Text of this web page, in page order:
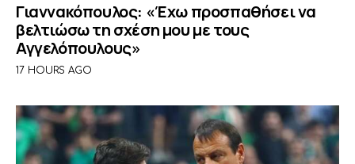
Γιαννακόπουλος: «Έχω προσπαθήσει να
βελτιώσω τη σχέση μου με τους
Αγγελόπουλους»
17 HOURS AGO